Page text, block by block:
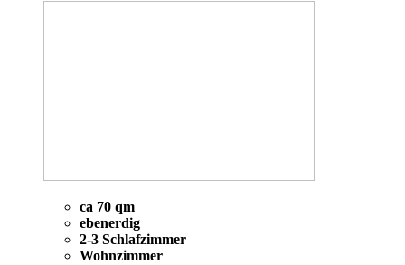
ca 70 qm
ebenerdig
2-3 Schlafzimmer
Wohnzimmer